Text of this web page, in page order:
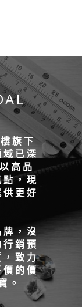
旗下
已深
高品
，現
更好
，沒
銷預
，致力
價的價
。